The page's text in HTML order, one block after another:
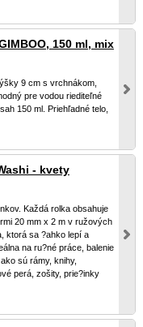
150 ml, mix
9 cm s vrchnákom,
pre vodou riediteľné
150 ml. Priehľadné telo,
- kvety
Každá rolka obsahuje
20 mm x 2 m v ružových
ktorá sa ?ahko lepí a
na ru?né práce, balenie
sú rámy, knihy,
perá, zošity, prie?inky